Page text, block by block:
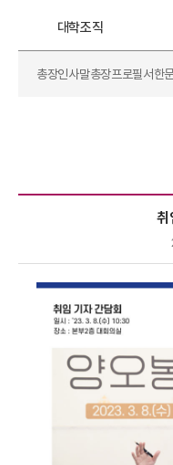
대학조직
총장인사말총장프로필서한
취